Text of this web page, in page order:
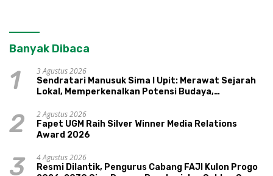
Banyak Dibaca
1
3 Agustus 2026
Sendratari Manusuk Sima I Upit: Merawat Sejarah
Lokal, Memperkenalkan Potensi Budaya,
2
2 Agustus 2026
Fapet UGM Raih Silver Winner Media Relations
Award 2026
3
4 Agustus 2026
Resmi Dilantik, Pengurus Cabang FAJI Kulon Progo